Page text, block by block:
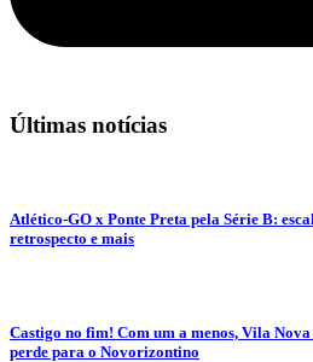
Últimas notícias
Atlético-GO x Ponte Preta pela Série B:
retrospecto e mais
Castigo no fim! Com um a menos, Vila
perde para o Novorizontino